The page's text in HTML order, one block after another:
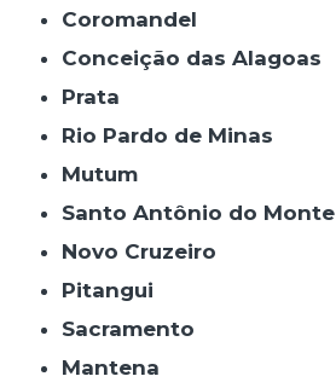
Coromandel
Conceição das Alagoas
Prata
Rio Pardo de Minas
Mutum
Santo Antônio do Monte
Novo Cruzeiro
Pitangui
Sacramento
Mantena